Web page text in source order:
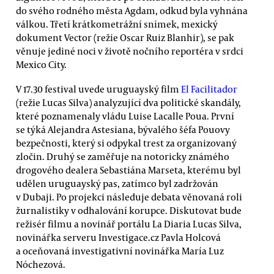
do svého rodného města Agdam, odkud byla vyhnána
válkou. Třetí krátkometrážní snímek, mexický
dokument Vector (režie Oscar Ruiz Blanhir), se pak
věnuje jediné noci v životě nočního reportéra v srdci
Mexico City.
V 17.30 festival uvede uruguayský film El Facilitador
(režie Lucas Silva) analyzující dva politické skandály,
které poznamenaly vládu Luise Lacalle Poua. První
se týká Alejandra Astesiana, bývalého šéfa Pouovy
bezpečnosti, který si odpykal trest za organizovaný
zločin. Druhý se zaměřuje na notoricky známého
drogového dealera Sebastiána Marseta, kterému byl
udělen uruguayský pas, zatímco byl zadržován
v Dubaji. Po projekci následuje debata věnovaná roli
žurnalistiky v odhalování korupce. Diskutovat bude
režisér filmu a novinář portálu La Diaria Lucas Silva,
novinářka serveru Investigace.cz Pavla Holcová
a oceňovaná investigativní novinářka María Luz
Nóchezová.